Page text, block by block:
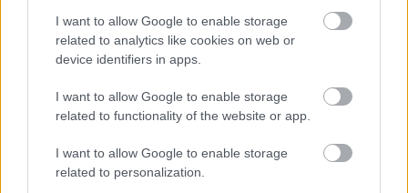
I want to allow Google to enable storage
related to analytics like cookies on web or
device identifiers in apps.
I want to allow Google to enable storage
related to functionality of the website or app.
I want to allow Google to enable storage
related to personalization.
Τήνος